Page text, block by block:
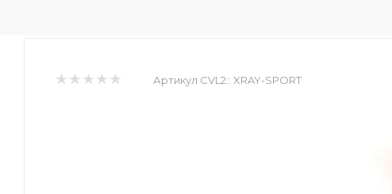
Артикул CVL2:: XRAY-SPORT